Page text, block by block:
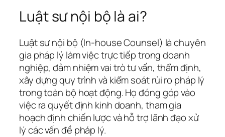
Luật sư nội bộ là ai?
Luật sư nội bộ (In-house Counsel) là chuyên
gia pháp lý làm việc trực tiếp trong doanh
nghiệp, đảm nhiệm vai trò tư vấn, thẩm định,
xây dựng quy trình và kiểm soát rủi ro pháp lý
trong toàn bộ hoạt động. Họ đóng góp vào
việc ra quyết định kinh doanh, tham gia
hoạch định chiến lược và hỗ trợ lãnh đạo xử
lý các vấn đề pháp lý.